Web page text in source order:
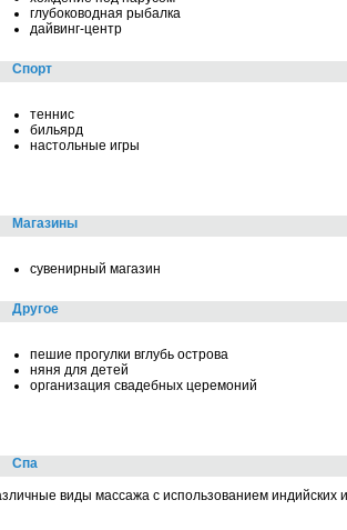
глубоководная рыбалка
дайвинг-центр
Спорт
теннис
бильярд
настольные игры
Магазины
сувенирный магазин
Другое
пешие прогулки вглубь острова
няня для детей
организация свадебных церемоний
Спа
виды массажа с использованием индийских